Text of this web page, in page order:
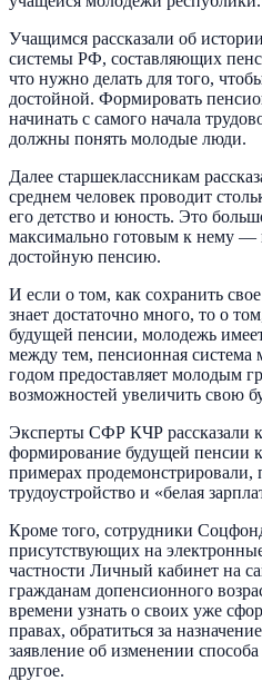
Учащимся рассказали об
системы РФ, составляющих
что нужно делать для того,
достойной. Формировать
начинать с самого начала
должны понять молодые люди.
Далее старшеклассникам
среднем человек проводит
его детство и юность. Это
максимально готовым к нему —
достойную пенсию.
И если о том, как сохранить
знает достаточно много, то о
будущей пенсии, молодежь
между тем, пенсионная система
годом предоставляет молодым
возможностей увеличить свою
Эксперты СФР КЧР рассказали
формирование будущей пенсии
примерах
трудоустройство и «белая
Кроме того, сотрудники
присутствующих на
частности Личный кабинет на
гражданам допенсионного
времени узнать о своих уже
правах, обратиться за
заявление об изменении
другое.